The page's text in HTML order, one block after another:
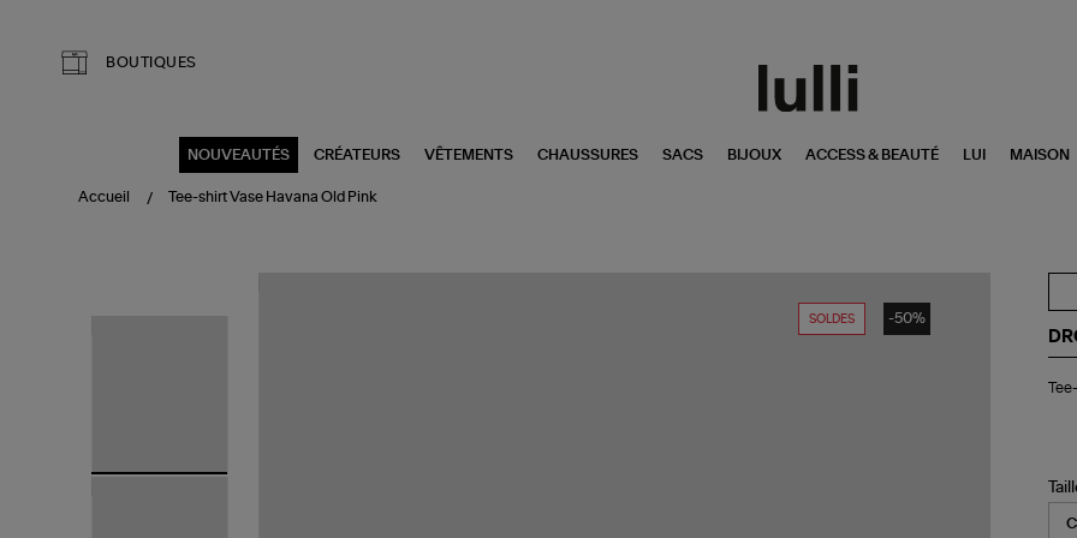
BOUTIQUES
NOUVEAUTÉS CRÉATEURS VÊTEMENTS CHAUSSURES SACS BIJOUX ACCESS & BEAUTÉ LUI MAISON
Accueil Tee-shirt Vase Havana Old Pink
SOLDES -50%